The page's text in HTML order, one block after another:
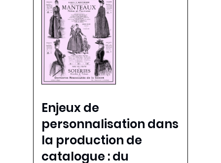
Enjeux de
personnalisation dans
la production de
catalogue : du